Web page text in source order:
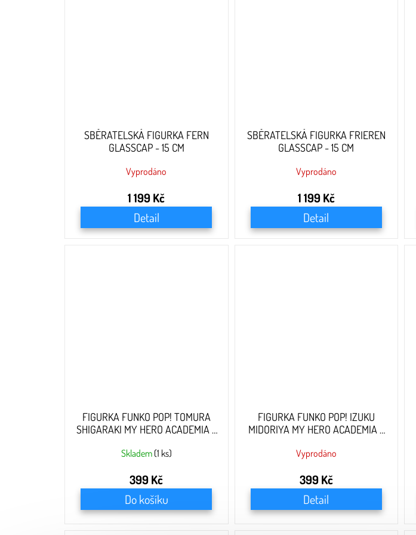
SBĚRATELSKÁ FIGURKA FERN
GLASSCAP - 15 CM
Vyprodáno
1 199 Kč
Detail
SBĚRATELSKÁ FIGURKA FRIEREN
GLASSCAP - 15 CM
Vyprodáno
1 199 Kč
Detail
FIGURKA FUNKO POP! TOMURA
SHIGARAKI MY HERO ACADEMIA -
Skladem (1 ks)
399 Kč
Do košíku
FIGURKA FUNKO POP! IZUKU
MIDORIYA MY HERO ACADEMIA -
Vyprodáno
399 Kč
Detail